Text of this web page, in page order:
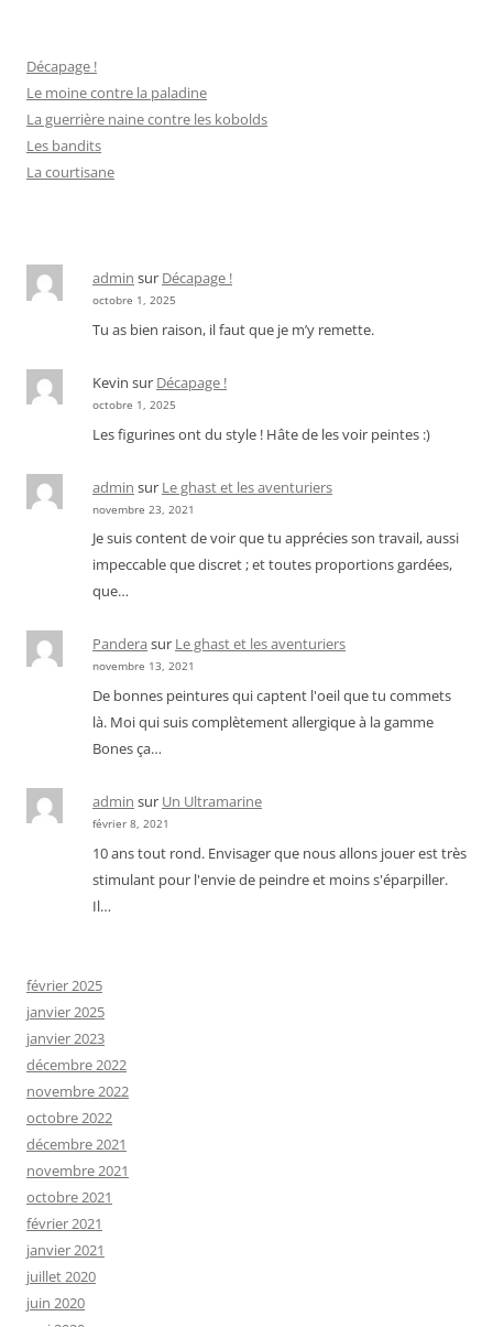
Décapage !
Le moine contre la paladine
La guerrière naine contre les kobolds
Les bandits
La courtisane
admin sur Décapage !
octobre 1, 2025
Tu as bien raison, il faut que je m’y remette.
Kevin sur Décapage !
octobre 1, 2025
Les figurines ont du style ! Hâte de les voir peintes :)
admin sur Le ghast et les aventuriers
novembre 23, 2021
Je suis content de voir que tu apprécies son travail, aussi
impeccable que discret ; et toutes proportions gardées,
que…
Pandera sur Le ghast et les aventuriers
novembre 13, 2021
De bonnes peintures qui captent l'oeil que tu commets
là. Moi qui suis complètement allergique à la gamme
Bones ça…
admin sur Un Ultramarine
février 8, 2021
10 ans tout rond. Envisager que nous allons jouer est très
stimulant pour l'envie de peindre et moins s'éparpiller.
Il…
février 2025
janvier 2025
janvier 2023
décembre 2022
novembre 2022
octobre 2022
décembre 2021
novembre 2021
octobre 2021
février 2021
janvier 2021
juillet 2020
juin 2020